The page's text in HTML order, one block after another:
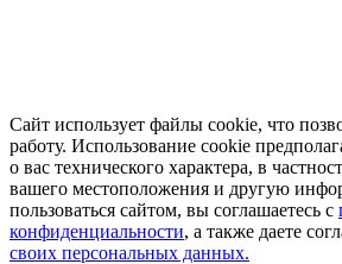
Сайт использует файлы cookie, что
работу. Использование cookie
о вас технического характера, в
вашего местоположения и другую
пользоваться сайтом, вы соглашаетесь с
конфиденциальности, а также даете
своих персональных данных.